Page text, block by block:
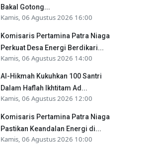
Bakal Gotong...
Kamis, 06 Agustus 2026 16:00
Komisaris Pertamina Patra Niaga
Perkuat Desa Energi Berdikari...
Kamis, 06 Agustus 2026 14:00
Al-Hikmah Kukuhkan 100 Santri
Dalam Haflah Ikhtitam Ad...
Kamis, 06 Agustus 2026 12:00
Komisaris Pertamina Patra Niaga
Pastikan Keandalan Energi di...
Kamis, 06 Agustus 2026 10:00